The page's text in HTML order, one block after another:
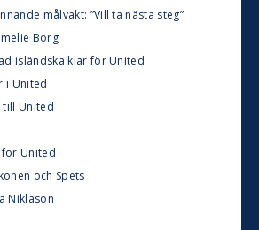
målvakt: ”Vill ta nästa steg”
Borg
isländska klar för United
i United
till United
för United
och Spets
Niklason